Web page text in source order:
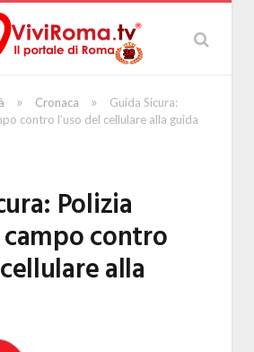
» Cronaca »
Guida Sicura:
contro l’uso del cellulare alla guida
Polizia
contro
alla